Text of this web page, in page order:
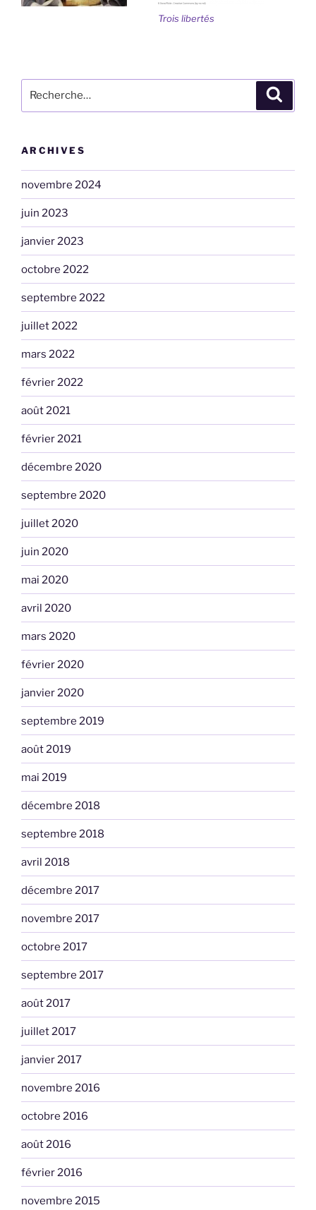
Trois libertés
pour
ARCHIVES
novembre 2024
juin 2023
janvier 2023
octobre 2022
septembre 2022
juillet 2022
mars 2022
février 2022
août 2021
février 2021
décembre 2020
septembre 2020
juillet 2020
juin 2020
mai 2020
avril 2020
mars 2020
février 2020
janvier 2020
septembre 2019
août 2019
mai 2019
décembre 2018
septembre 2018
avril 2018
décembre 2017
novembre 2017
octobre 2017
septembre 2017
août 2017
juillet 2017
janvier 2017
novembre 2016
octobre 2016
août 2016
février 2016
novembre 2015